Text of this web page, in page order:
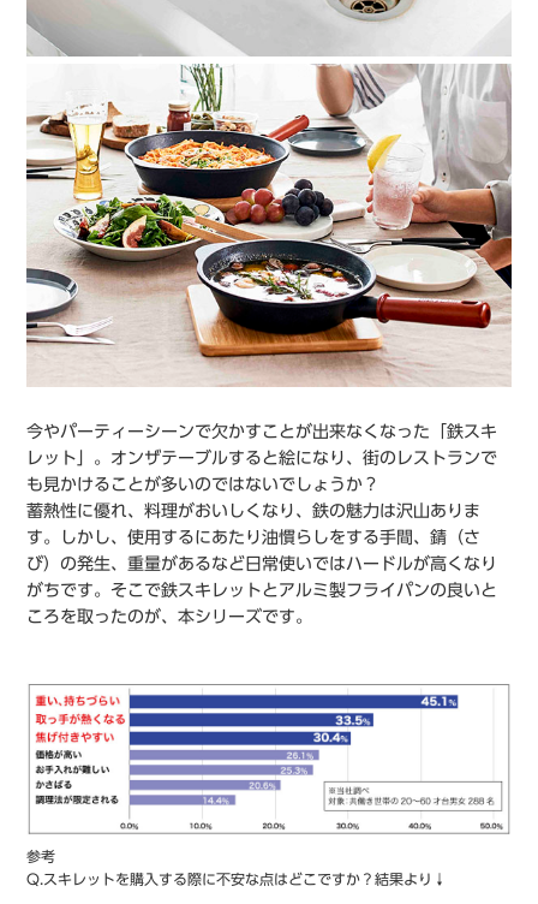
今やパーティーシーンで欠かすことが出来なくなった「鉄スキ
レット」。オンザテーブルすると絵になり、街のレストランで
も見かけることが多いのではないでしょうか？
蓄熱性に優れ、料理がおいしくなり、鉄の魅力は沢山ありま
す。しかし、使用するにあたり油慣らしをする手間、錆（さ
び）の発生、重量があるなど日常使いではハードルが高くなり
がちです。そこで鉄スキレットとアルミ製フライパンの良いと
ころを取ったのが、本シリーズです。
参考
Q.スキレットを購入する際に不安な点はどこですか？結果より↓